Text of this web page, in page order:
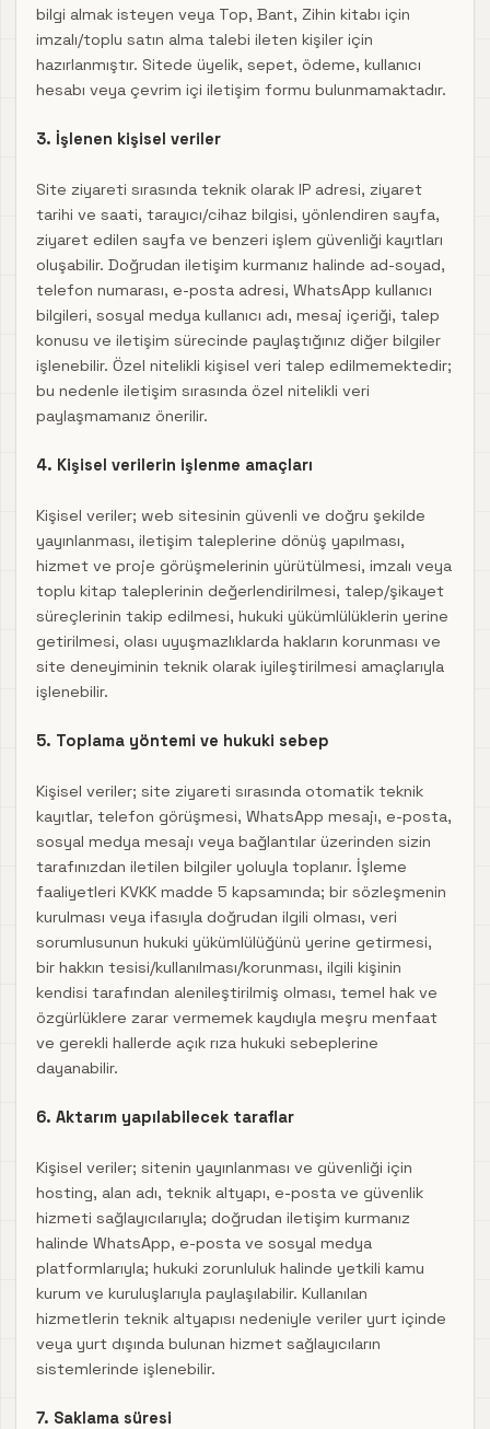
bilgi almak isteyen veya Top, Bant, Zihin kitabı için
imzalı/toplu satın alma talebi ileten kişiler için
hazırlanmıştır. Sitede üyelik, sepet, ödeme, kullanıcı
hesabı veya çevrim içi iletişim formu bulunmamaktadır.
3. İşlenen kişisel veriler
Site ziyareti sırasında teknik olarak IP adresi, ziyaret
tarihi ve saati, tarayıcı/cihaz bilgisi, yönlendiren sayfa,
ziyaret edilen sayfa ve benzeri işlem güvenliği kayıtları
oluşabilir. Doğrudan iletişim kurmanız halinde ad-soyad,
telefon numarası, e-posta adresi, WhatsApp kullanıcı
bilgileri, sosyal medya kullanıcı adı, mesaj içeriği, talep
konusu ve iletişim sürecinde paylaştığınız diğer bilgiler
işlenebilir. Özel nitelikli kişisel veri talep edilmemektedir;
bu nedenle iletişim sırasında özel nitelikli veri
paylaşmamanız önerilir.
4. Kişisel verilerin işlenme amaçları
Kişisel veriler; web sitesinin güvenli ve doğru şekilde
yayınlanması, iletişim taleplerine dönüş yapılması,
hizmet ve proje görüşmelerinin yürütülmesi, imzalı veya
toplu kitap taleplerinin değerlendirilmesi, talep/şikayet
süreçlerinin takip edilmesi, hukuki yükümlülüklerin yerine
getirilmesi, olası uyuşmazlıklarda hakların korunması ve
site deneyiminin teknik olarak iyileştirilmesi amaçlarıyla
işlenebilir.
5. Toplama yöntemi ve hukuki sebep
Kişisel veriler; site ziyareti sırasında otomatik teknik
kayıtlar, telefon görüşmesi, WhatsApp mesajı, e-posta,
sosyal medya mesajı veya bağlantılar üzerinden sizin
tarafınızdan iletilen bilgiler yoluyla toplanır. İşleme
faaliyetleri KVKK madde 5 kapsamında; bir sözleşmenin
kurulması veya ifasıyla doğrudan ilgili olması, veri
sorumlusunun hukuki yükümlülüğünü yerine getirmesi,
bir hakkın tesisi/kullanılması/korunması, ilgili kişinin
kendisi tarafından alenileştirilmiş olması, temel hak ve
özgürlüklere zarar vermemek kaydıyla meşru menfaat
ve gerekli hallerde açık rıza hukuki sebeplerine
dayanabilir.
6. Aktarım yapılabilecek taraflar
Kişisel veriler; sitenin yayınlanması ve güvenliği için
hosting, alan adı, teknik altyapı, e-posta ve güvenlik
hizmeti sağlayıcılarıyla; doğrudan iletişim kurmanız
halinde WhatsApp, e-posta ve sosyal medya
platformlarıyla; hukuki zorunluluk halinde yetkili kamu
kurum ve kuruluşlarıyla paylaşılabilir. Kullanılan
hizmetlerin teknik altyapısı nedeniyle veriler yurt içinde
veya yurt dışında bulunan hizmet sağlayıcıların
sistemlerinde işlenebilir.
7. Saklama süresi